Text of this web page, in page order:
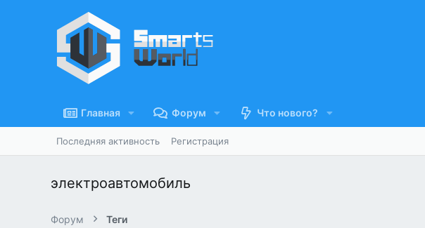
Главная Форум Что нового?
Последняя активность Регистрация
электроавтомобиль
Форум Теги